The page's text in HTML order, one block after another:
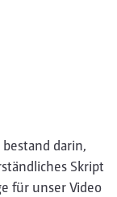
darin,
Skript
für unser Video